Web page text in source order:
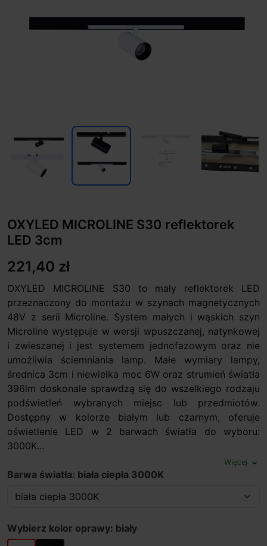
OXYLED MICROLINE S30 reflektorek
LED 3cm
221,40 zł
OXYLED MICROLINE S30 to mały reflektorek LED
przeznaczony do montażu w szynach magnetycznych
48V z serii Microline. System małych i wąskich szyn
Microline występuje w wersji wpuszczanej, natynkowej
i zwieszanej i jest systemem jednofazowym oraz nie
umożliwia ściemniania lamp. Małe wymiary lampy,
średnica 3cm i niewielka moc 6W oraz strumień światła
396lm doskonale sprawdzą się do wszelkiego rodzaju
podświetleń wybranych miejsc lub przedmiotów.
Dostępny w kolorze białym lub czarnym, oferuje
oświetlenie LED w 2 barwach światła do wyboru:
3000K...
Więcej expand_more
Barwa światła: biała ciepła 3000K
Wybierz kolor oprawy: biały
biały czarny